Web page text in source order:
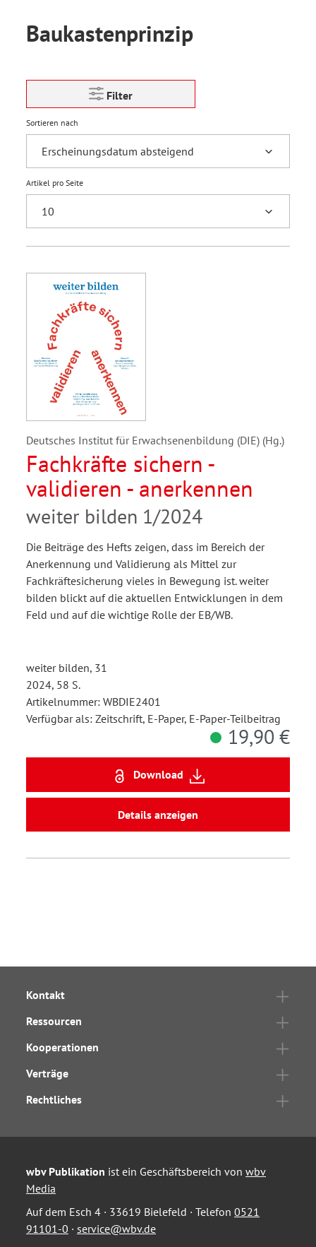
Baukastenprinzip
Filter
Sortieren nach
Artikel pro Seite
Deutsches Institut für Erwachsenenbildung (DIE) (Hg.)
Fachkräfte sichern -
validieren - anerkennen
weiter bilden 1/2024
Die Beiträge des Hefts zeigen, dass im Bereich der
Anerkennung und Validierung als Mittel zur
Fachkräftesicherung vieles in Bewegung ist. weiter
bilden blickt auf die aktuellen Entwicklungen in dem
Feld und auf die wichtige Rolle der EB/WB.
weiter bilden, 31
2024, 58 S.
Artikelnummer: WBDIE2401
Verfügbar als: Zeitschrift, E-Paper, E-Paper-Teilbeitrag
19,90 €
Download
Details anzeigen
Kontakt
Ressourcen
Kooperationen
Verträge
Rechtliches
wbv Publikation ist ein Geschäftsbereich von wbv
Media
Auf dem Esch 4 · 33619 Bielefeld · Telefon 0521
91101-0 · service@wbv.de